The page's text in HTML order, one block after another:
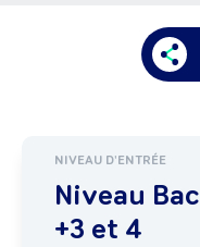
NIVEAU D'ENTRÉE
Niveau Bac
+3 et 4